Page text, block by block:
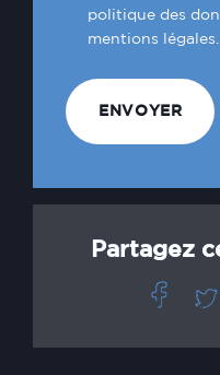
politique des
mentions légales.
Partagez